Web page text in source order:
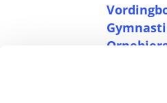
Tlf.: 23